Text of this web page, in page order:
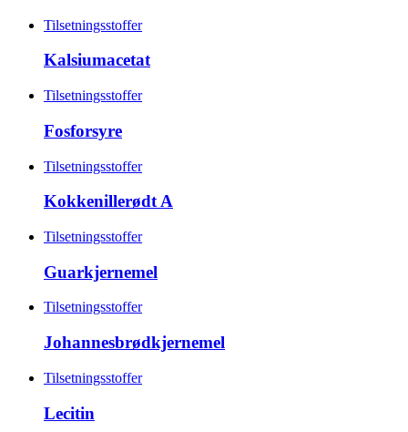
Tilsetningsstoffer
Kalsiumacetat
Tilsetningsstoffer
Fosforsyre
Tilsetningsstoffer
Kokkenillerødt A
Tilsetningsstoffer
Guarkjernemel
Tilsetningsstoffer
Johannesbrødkjernemel
Tilsetningsstoffer
Lecitin